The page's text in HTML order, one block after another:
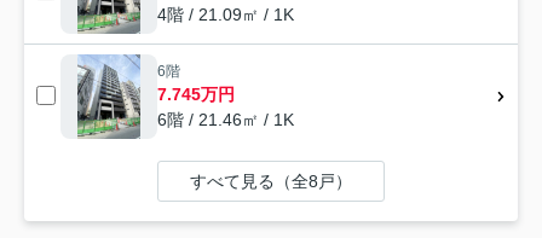
4階 / 21.09㎡ / 1K
6階
7.745万円
6階 / 21.46㎡ / 1K
すべて見る（全8戸）